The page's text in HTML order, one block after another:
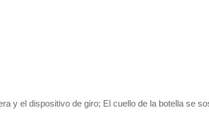
y el dispositivo de giro; El cuello de la botella se